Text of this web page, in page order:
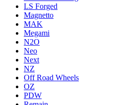
LS Forged
Magnetto
MAK
Megami
N2O
Neo
Next
NZ
Off Road Wheels
OZ
PDW